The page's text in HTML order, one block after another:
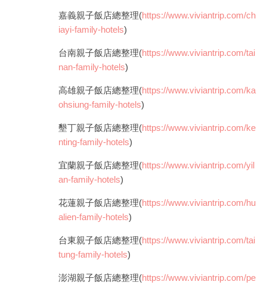
嘉義親子飯店總整理(https://www.viviantrip.com/ch
iayi-family-hotels)
台南親子飯店總整理(https://www.viviantrip.com/tai
nan-family-hotels)
高雄親子飯店總整理(https://www.viviantrip.com/ka
ohsiung-family-hotels)
墾丁親子飯店總整理(https://www.viviantrip.com/ke
nting-family-hotels)
宜蘭親子飯店總整理(https://www.viviantrip.com/yil
an-family-hotels)
花蓮親子飯店總整理(https://www.viviantrip.com/hu
alien-family-hotels)
台東親子飯店總整理(https://www.viviantrip.com/tai
tung-family-hotels)
澎湖親子飯店總整理(https://www.viviantrip.com/pe